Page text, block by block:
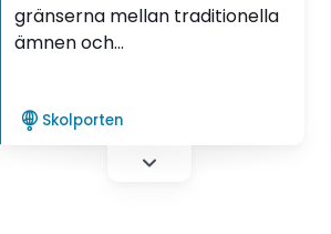
gränserna mellan traditionella
ämnen och
textil gatukonst i det offentliga
rummet. "Avhandlingen
diskuterar en modell för nya
Skolporten